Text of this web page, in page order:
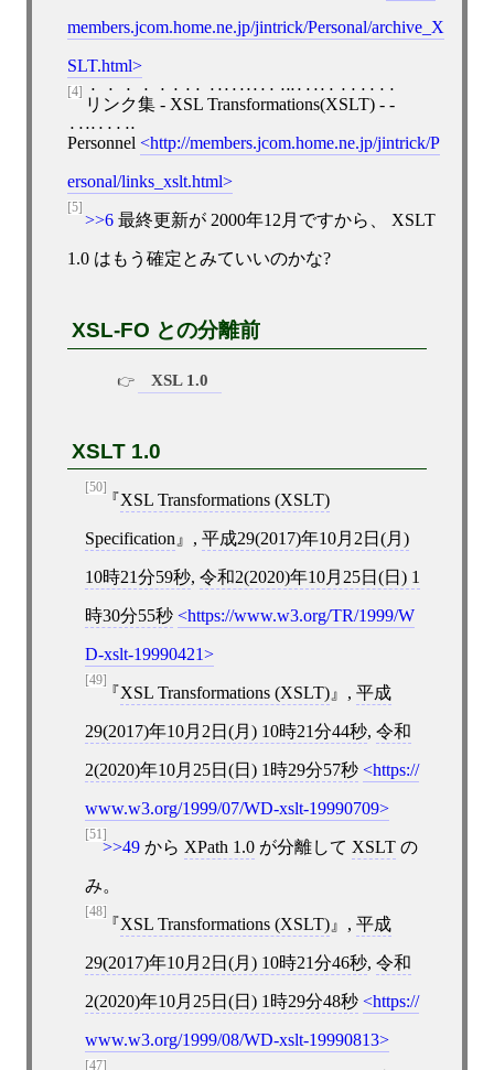
members.jcom.home.ne.jp/jintrick/Personal/archive_X
SLT.html
[4]
リンク集 - XSL Transformations(XSLT) - -
Personnel http://members.jcom.home.ne.jp/jintrick/P
ersonal/links_xslt.html
[5]
>>6最終更新が 2000年12月ですから、 XSLT
1.0 はもう確定とみていいのかな?
XSL-FO との分離前
XSL 1.0
XSLT 1.0
[50]
XSL Transformations (XSLT)
Specification , 平成29(2017)年10月2日(月)
10時21分59秒, 令和2(2020)年10月25日(日) 1
時30分55秒 https://www.w3.org/TR/1999/W
D-xslt-19990421
[49]
XSL Transformations (XSLT) , 平成
29(2017)年10月2日(月) 10時21分44秒, 令和
2(2020)年10月25日(日) 1時29分57秒 https://
www.w3.org/1999/07/WD-xslt-19990709
[51]
>>49から XPath 1.0が分離して XSLTの
み。
[48]
XSL Transformations (XSLT) , 平成
29(2017)年10月2日(月) 10時21分46秒, 令和
2(2020)年10月25日(日) 1時29分48秒 https://
www.w3.org/1999/08/WD-xslt-19990813
[47]